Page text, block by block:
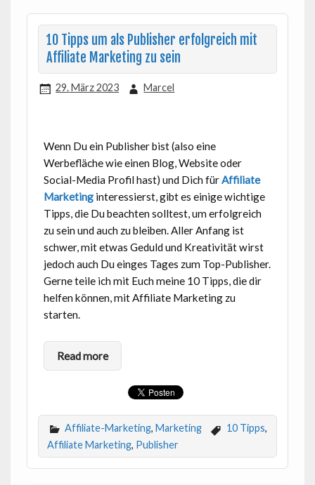
10 Tipps um als Publisher erfolgreich mit
Affiliate Marketing zu sein
29. März 2023 Marcel
Wenn Du ein Publisher bist (also eine
Werbefläche wie einen Blog, Website oder
Social-Media Profil hast) und Dich fürAffiliate
Marketinginteressierst, gibt es einige wichtige
Tipps, die Du beachten solltest, um erfolgreich
zu sein und auch zu bleiben. Aller Anfang ist
schwer, mit etwas Geduld und Kreativität wirst
jedoch auch Du einges Tages zum Top-Publisher.
Gerne teile ich mit Euch meine 10 Tipps, die dir
helfen können, mit Affiliate Marketing zu
starten.
Read more
Affiliate-Marketing, Marketing 10 Tipps,
Affiliate Marketing, Publisher